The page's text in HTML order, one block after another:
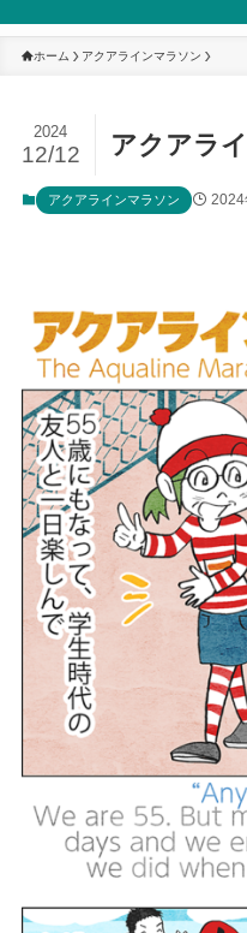
ホーム アクアラインマラソン
アクアラ
2024
12/12
アクアラインマラソン 2024